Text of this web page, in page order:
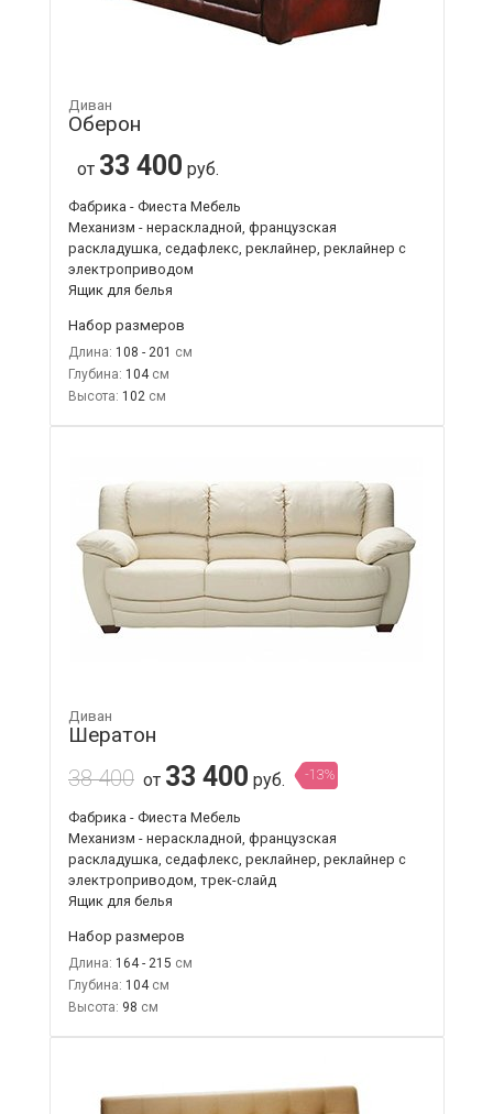
Диван
Оберон
от 33 400 руб.
Фабрика - Фиеста Мебель
Механизм - нераскладной, французская
раскладушка, седафлекс, реклайнер, реклайнер с
электроприводом
Ящик для белья
Набор размеров
Длина: 108 - 201
Глубина: 104
Высота: 102
Диван
Шератон
38 400 от 33 400 руб. -13%
Фабрика - Фиеста Мебель
Механизм - нераскладной, французская
раскладушка, седафлекс, реклайнер, реклайнер с
электроприводом, трек-слайд
Ящик для белья
Набор размеров
Длина: 164 - 215
Глубина: 104
Высота: 98